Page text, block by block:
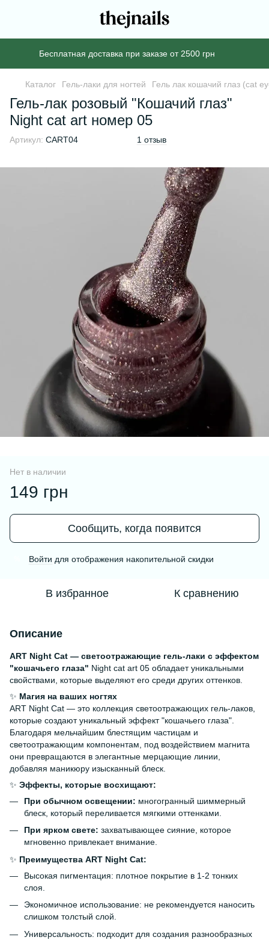
Бесплатная доставка при заказе от 2500 грн
Каталог Гель-лаки для ногтей Гель лак кошачий глаз (cat
Гель-лак розовый "Кошачий глаз"
Night cat art номер 05
Артикул: CART04 1 отзыв
Нет в наличии
149 грн
Сообщить, когда появится
Войти для отображения накопительной скидки
В избранное К сравнению
Описание
ART Night Cat — светоотражающие гель-лаки с эффектом
"кошачьего глаза" Night cat art 05 обладает уникальными
свойствами, которые выделяют его среди других оттенков.
✨ Магия на ваших ногтях
ART Night Cat — это коллекция светоотражающих гель-лаков,
которые создают уникальный эффект "кошачьего глаза".
Благодаря мельчайшим блестящим частицам и
светоотражающим компонентам, под воздействием магнита
они превращаются в элегантные мерцающие линии,
добавляя маникюру изысканный блеск.
✨ Эффекты, которые восхищают:
При обычном освещении: многогранный шиммерный
блеск, который переливается мягкими оттенками.
При ярком свете: захватывающее сияние, которое
мгновенно привлекает внимание.
✨ Преимущества ART Night Cat:
Высокая пигментация: плотное покрытие в 1-2 тонких
слоя.
Экономичное использование: не рекомендуется наносить
слишком толстый слой.
Универсальность: подходит для создания разнообразных